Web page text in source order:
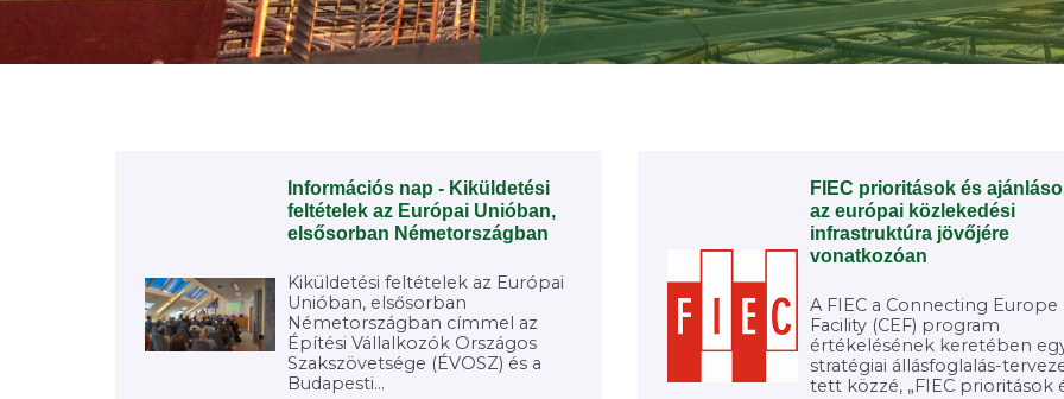
Információs nap - Kiküldetési
feltételek az Európai Unióban,
elsősorban Németországban
Kiküldetési feltételek az Európai
Unióban, elsősorban
Németországban címmel az
Építési Vállalkozók Országos
Szakszövetsége (ÉVOSZ) és a
Budapesti...
FIEC prioritások és
az európai közlekedési
infrastruktúra jövőjére
vonatkozóan
A FIEC a Connecting Europe
Facility (CEF) program
értékelésének keretében
stratégiai állásfoglalás-
tett közzé, „FIEC prioritások